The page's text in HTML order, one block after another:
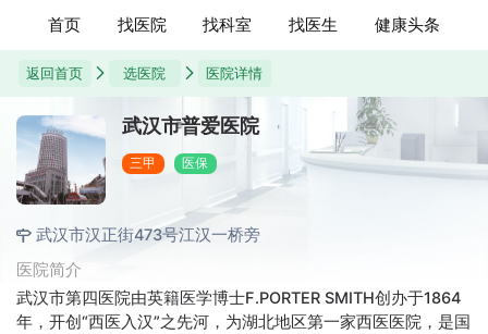
首页 找医院 找科室 找医生 健康头条
返回首页 选医院 医院详情
武汉市普爱医院
三甲 医保
武汉市汉正街473号江汉一桥旁
医院简介
武汉市第四医院由英籍医学博士F.PORTER SMITH创办于1864
年，开创“西医入汉”之先河，为湖北地区第一家西医医院，是国